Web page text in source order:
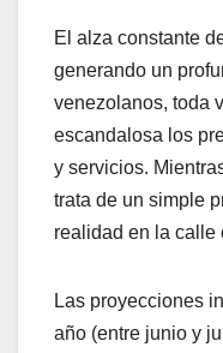
​El alza constante
generando un
venezolanos, toda
escandalosa los
y servicios.
trata de un simple
realidad en la calle
​Las proyecciones
año (entre junio y